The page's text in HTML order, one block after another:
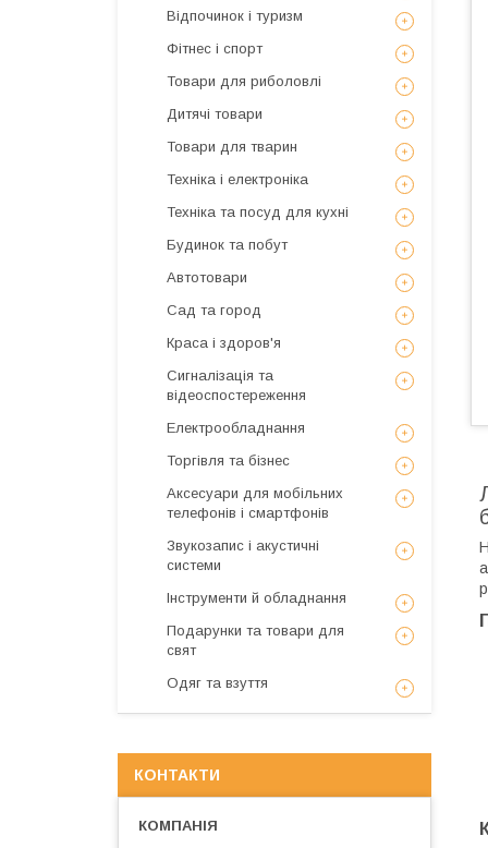
Відпочинок і туризм
Фітнес і спорт
Товари для риболовлі
Дитячі товари
Товари для тварин
Техніка і електроніка
Техніка та посуд для кухні
Будинок та побут
Автотовари
Сад та город
Краса і здоров'я
Сигналізація та
відеоспостереження
Електрообладнання
Торгівля та бізнес
Аксесуари для мобільних
телефонів і смартфонів
Звукозапис і акустичні
системи
Інструменти й обладнання
Подарунки та товари для
свят
Одяг та взуття
КОНТАКТИ